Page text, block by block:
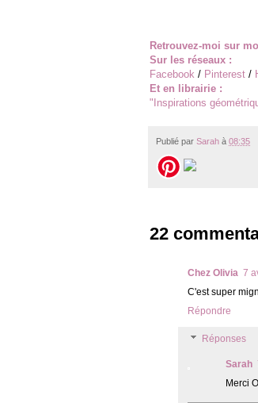
Retrouvez-moi sur
Sur les réseaux :
Facebook / Pinterest /
Et en librairie :
"Inspirations
Publié par Sarah à 08:35
22
Chez Olivia 7
C'est super
Répondre
Réponses
Sarah
Merci